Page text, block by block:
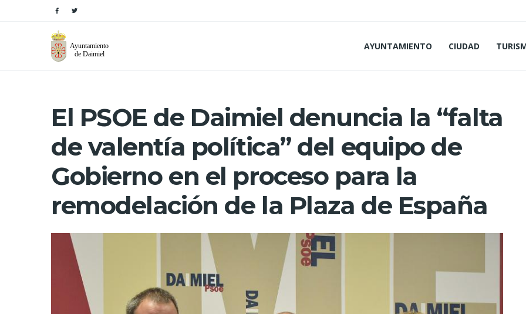
AYUNTAMIENTO CIUDAD
El PSOE de Daimiel denuncia la “falta
de valentía política” del equipo de
Gobierno en el proceso para la
remodelación de la Plaza de España